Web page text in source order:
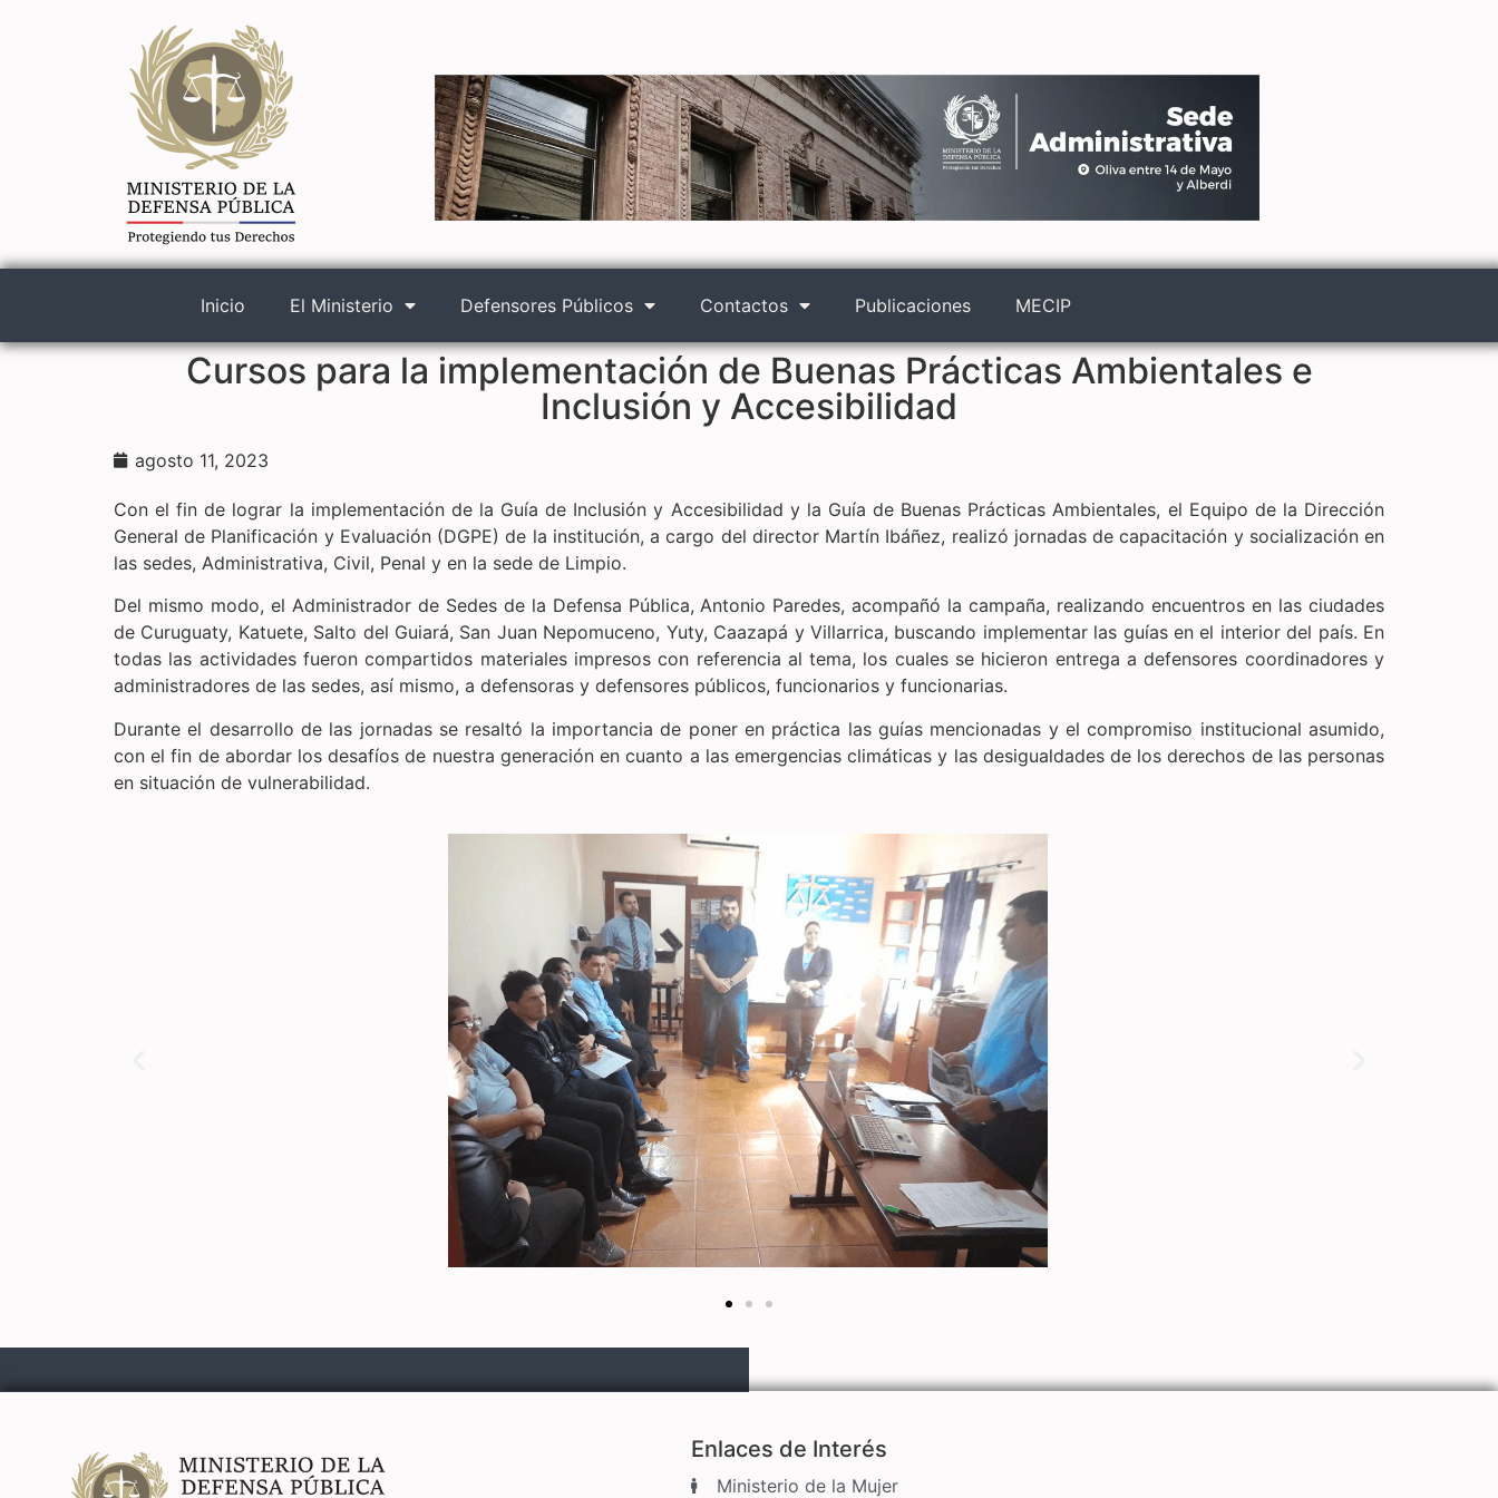
Inicio El Ministerio Defensores Públicos Contactos Publicaciones MECIP
Cursos para la implementación de Buenas Prácticas Ambientales e
Inclusión y Accesibilidad
agosto 11, 2023
Con el fin de lograr la implementación de la Guía de Inclusión y Accesibilidad y la Guía de Buenas Prácticas Ambientales, el Equipo de la Dirección
General de Planificación y Evaluación (DGPE) de la institución, a cargo del director Martín Ibáñez, realizó jornadas de capacitación y socialización en
las sedes, Administrativa, Civil, Penal y en la sede de Limpio.
Del mismo modo, el Administrador de Sedes de la Defensa Pública, Antonio Paredes, acompañó la campaña, realizando encuentros en las ciudades
de Curuguaty, Katuete, Salto del Guiará, San Juan Nepomuceno, Yuty, Caazapá y Villarrica, buscando implementar las guías en el interior del país. En
todas las actividades fueron compartidos materiales impresos con referencia al tema, los cuales se hicieron entrega a defensores coordinadores y
administradores de las sedes, así mismo, a defensoras y defensores públicos, funcionarios y funcionarias.
Durante el desarrollo de las jornadas se resaltó la importancia de poner en práctica las guías mencionadas y el compromiso institucional asumido,
con el fin de abordar los desafíos de nuestra generación en cuanto a las emergencias climáticas y las desigualdades de los derechos de las personas
en situación de vulnerabilidad.
Enlaces de Interés
Ministerio de la Mujer